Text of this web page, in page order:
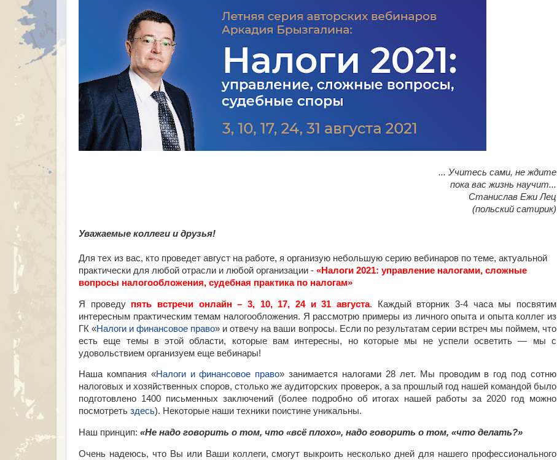
... Учитесь сами, не ждите
пока вас жизнь научит...
Станислав Ежи Лец
(польский сатирик)
Уважаемые коллеги и друзья!
Для тех из вас, кто проведет август на работе, я организую небольшую серию вебинаров по теме, актуальной
практически для любой отрасли и любой организации - «Налоги 2021: управление налогами, сложные
вопросы налогообложения, судебная практика по налогам»
Я проведу пять встречи онлайн – 3, 10, 17, 24 и 31 августа. Каждый вторник 3-4 часа мы посвятим
интересным практическим темам налогообложения. Я рассмотрю примеры из личного опыта и опыта коллег из
ГК «Налоги и финансовое право» и отвечу на ваши вопросы. Если по результатам серии встреч мы поймем, что
есть еще темы в этой области, которые вам интересны, но которые мы не успели осветить — мы с
удовольствием организуем еще вебинары!
Наша компания «Налоги и финансовое право» занимается налогами 28 лет. Мы проводим в год под сотню
налоговых и хозяйственных споров, столько же аудиторских проверок, а за прошлый год нашей командой было
подготовлено 1400 письменных заключений (более подробно об итогах нашей работы за 2020 год можно
посмотреть здесь). Некоторые наши техники поистине уникальны.
Наш принцип: «Не надо говорить о том, что «всё плохо», надо говорить о том, «что делать?»
Очень надеюсь, что Вы или Ваши коллеги, смогут выкроить несколько дней для нашего профессионального